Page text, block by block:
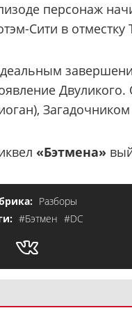
​персонаж
Сити в отместку
«Бэтмена»
Разборы
#Бэтмен #DC